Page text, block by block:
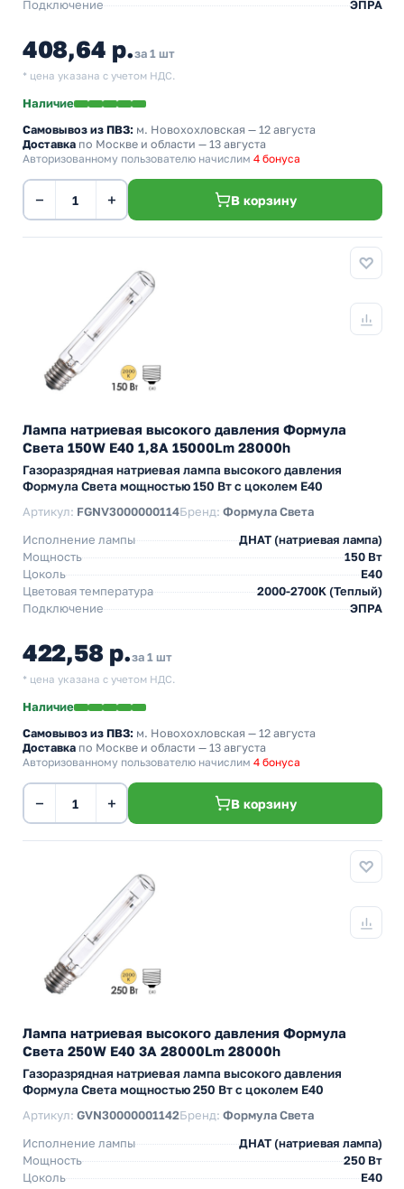
Подключение ЭПРА
408,64 р.за 1 шт
* цена указана с учетом НДС.
Наличие
Самовывоз из ПВЗ: м. Новохохловская — 12 августа
Доставка по Москве и области — 13 августа
Авторизованному пользователю начислим 4 бонуса
− + В корзину
Лампа натриевая высокого давления Формула
Света 150W E40 1,8A 15000Lm 28000h
Газоразрядная натриевая лампа высокого давления
Формула Света мощностью 150 Вт с цоколем E40
Артикул: FGNV3000000114Бренд: Формула Света
Исполнение лампы
ДНАТ (натриевая лампа)
Мощность
150 Вт
Цоколь
E40
Цветовая температура
2000-2700K (Теплый)
Подключение
ЭПРА
422,58 р.за 1 шт
* цена указана с учетом НДС.
Наличие
Самовывоз из ПВЗ: м. Новохохловская — 12 августа
Доставка по Москве и области — 13 августа
Авторизованному пользователю начислим 4 бонуса
− + В корзину
Лампа натриевая высокого давления Формула
Света 250W E40 3A 28000Lm 28000h
Газоразрядная натриевая лампа высокого давления
Формула Света мощностью 250 Вт с цоколем E40
Артикул: GVN30000001142Бренд: Формула Света
Исполнение лампы
ДНАТ (натриевая лампа)
Мощность
250 Вт
Цоколь
E40